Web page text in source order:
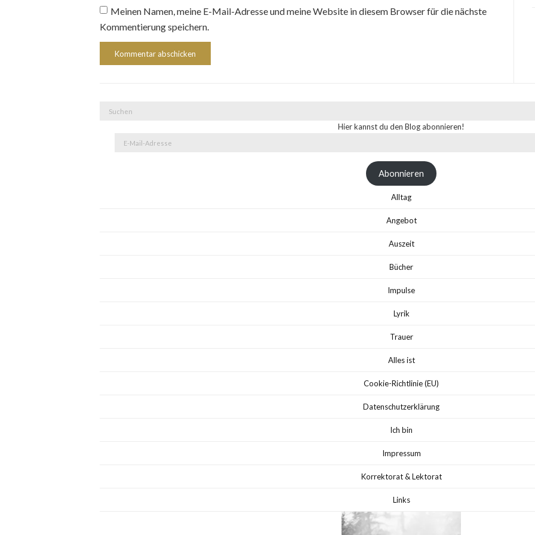
Meinen Namen, meine E-Mail-Adresse und meine Website in diesem Browser für die nächste
Kommentierung speichern.
Hier kannst du den Blog abonnieren!
Abonnieren
Alltag
Angebot
Auszeit
Bücher
Impulse
Lyrik
Trauer
Alles ist
Cookie-Richtlinie (EU)
Datenschutzerklärung
Ich bin
Impressum
Korrektorat & Lektorat
Links